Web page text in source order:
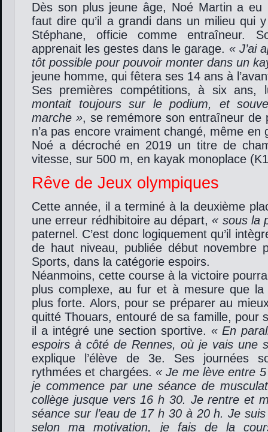
Dès son plus jeune âge, Noé Martin a
faut dire qu’il a grandi dans un milieu qui
Stéphane, officie comme entraîneur.
apprenait les gestes dans le garage. « J’ai
tôt possible pour pouvoir monter dans un
jeune homme, qui fêtera ses 14 ans à
Ses premières compétitions, à six ans,
montait toujours sur le podium, et
marche », se remémore son entraîneur de
n’a pas encore vraiment changé, même en
Noé a décroché en 2019 un titre de
vitesse, sur 500 m, en kayak monoplace
Rêve de Jeux olympiques
Cette année, il a terminé à la deuxième
une erreur rédhibitoire au départ,« sous la
paternel. C’est donc logiquement qu’il
de haut niveau, publiée début novembre
Sports, dans la catégorie espoirs.
Néanmoins, cette course à la victoire
plus complexe, au fur et à mesure que la
plus forte. Alors, pour se préparer au
quitté Thouars, entouré de sa famille, pour
il a intégré une section sportive. « En
espoirs à côté de Rennes, où je vais une
explique l’élève de 3e. Ses journées
rythmées et chargées. « Je me lève entre
je commence par une séance de
collège jusque vers 16 h 30. Je rentre et
séance sur l’eau de 17 h 30 à 20 h. Je
selon ma motivation, je fais de la